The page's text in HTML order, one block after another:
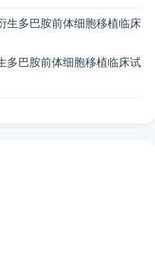
多巴胺前体细胞移植临床试